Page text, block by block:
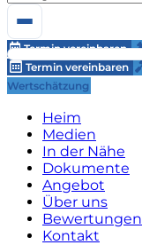
Termin vereinbaren
Termin vereinbaren
Wertschätzung
Heim
Medien
In der Nähe
Dokumente
Angebot
Über uns
Bewertungen
Kontakt